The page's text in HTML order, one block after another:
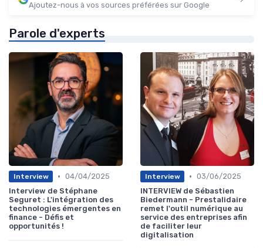
Ajoutez-nous à vos sources préférées sur Google
Parole d'experts
Interview • 04/04/2025
Interview de Stéphane
Seguret : L'intégration des
technologies émergentes en
finance - Défis et
opportunités !
Interview • 03/06/2025
INTERVIEW de Sébastien
Biedermann - Prestalidaire
remet l'outil numérique au
service des entreprises afin
de faciliter leur
digitalisation